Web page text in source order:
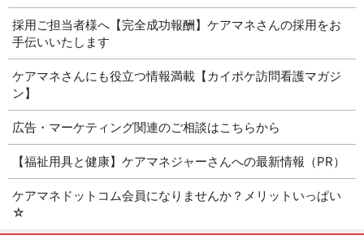
採用ご担当者様へ【完全成功報酬】ケアマネさんの採用をお
手伝いいたします
ケアマネさんにも役立つ情報満載【カイポケ訪問看護マガジ
ン】
広告・マーケティング関連のご相談はこちらから
【福祉用具と健康】ケアマネジャーさんへの最新情報（PR）
ケアマネドットコム会員になりませんか？メリットいっぱい
☆